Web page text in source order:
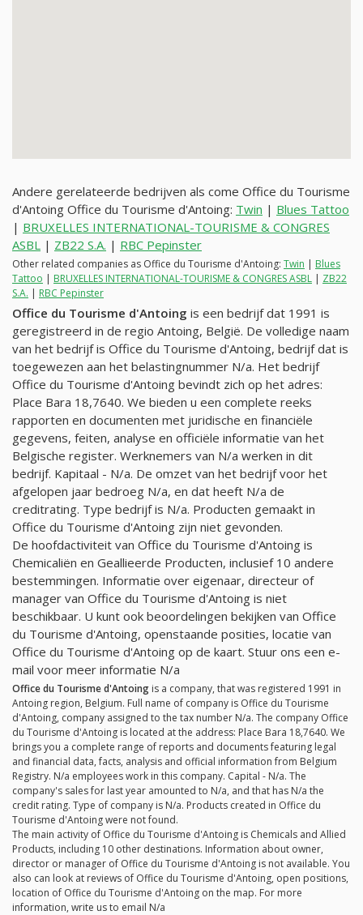
Andere gerelateerde bedrijven als come Office du Tourisme
d'Antoing Office du Tourisme d'Antoing: Twin | Blues Tattoo
| BRUXELLES INTERNATIONAL-TOURISME & CONGRES
ASBL | ZB22 S.A. | RBC Pepinster
Other related companies as Office du Tourisme d'Antoing: Twin | Blues
Tattoo | BRUXELLES INTERNATIONAL-TOURISME & CONGRES ASBL | ZB22
S.A. | RBC Pepinster
Office du Tourisme d'Antoing is een bedrijf dat 1991 is
geregistreerd in de regio Antoing, België. De volledige naam
van het bedrijf is Office du Tourisme d'Antoing, bedrijf dat is
toegewezen aan het belastingnummer N/a. Het bedrijf
Office du Tourisme d'Antoing bevindt zich op het adres:
Place Bara 18,7640. We bieden u een complete reeks
rapporten en documenten met juridische en financiële
gegevens, feiten, analyse en officiële informatie van het
Belgische register. Werknemers van N/a werken in dit
bedrijf. Kapitaal - N/a. De omzet van het bedrijf voor het
afgelopen jaar bedroeg N/a, en dat heeft N/a de
creditrating. Type bedrijf is N/a. Producten gemaakt in
Office du Tourisme d'Antoing zijn niet gevonden.
De hoofdactiviteit van Office du Tourisme d'Antoing is
Chemicaliën en Geallieerde Producten, inclusief 10 andere
bestemmingen. Informatie over eigenaar, directeur of
manager van Office du Tourisme d'Antoing is niet
beschikbaar. U kunt ook beoordelingen bekijken van Office
du Tourisme d'Antoing, openstaande posities, locatie van
Office du Tourisme d'Antoing op de kaart. Stuur ons een e-
mail voor meer informatie N/a
Office du Tourisme d'Antoing is a company, that was registered 1991 in
Antoing region, Belgium. Full name of company is Office du Tourisme
d'Antoing, company assigned to the tax number N/a. The company Office
du Tourisme d'Antoing is located at the address: Place Bara 18,7640. We
brings you a complete range of reports and documents featuring legal
and financial data, facts, analysis and official information from Belgium
Registry. N/a employees work in this company. Capital - N/a. The
company's sales for last year amounted to N/a, and that has N/a the
credit rating. Type of company is N/a. Products created in Office du
Tourisme d'Antoing were not found.
The main activity of Office du Tourisme d'Antoing is Chemicals and Allied
Products, including 10 other destinations. Information about owner,
director or manager of Office du Tourisme d'Antoing is not available. You
also can look at reviews of Office du Tourisme d'Antoing, open positions,
location of Office du Tourisme d'Antoing on the map. For more
information, write us to email N/a